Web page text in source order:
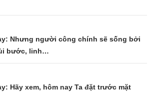
Nhưng người công chính sẽ sống bởi
bước, linh…
Hãy xem, hôm nay Ta đặt trước mặt